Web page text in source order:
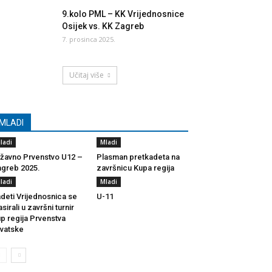
9.kolo PML – KK Vrijednosnice
Osijek vs. KK Zagreb
7. prosinca 2025.
Učitaj više
MLADI
Prvenstvo U12 –
2025.
Mladi
Plasman pretkadeta na
završnicu Kupa regija
Vrijednosnica se
u završni turnir
regija Prvenstva
Mladi
U-11